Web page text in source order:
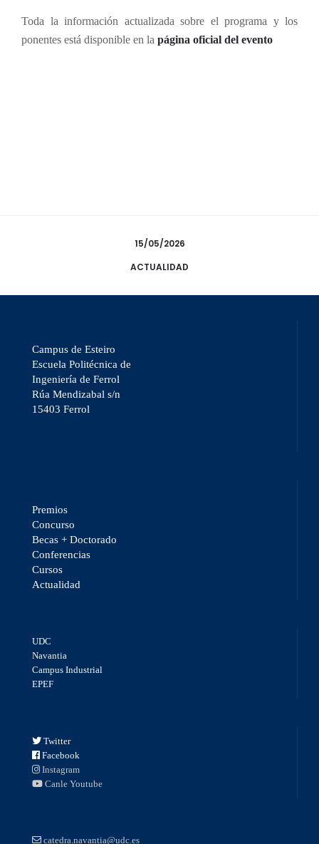
Toda la información actualizada sobre el programa y los
ponentes está disponible en la página oficial del evento
15/05/2026
ACTUALIDAD
Campus de Esteiro
Escuela Politécnica de
Ingeniería de Ferrol
Rúa Mendizabal s/n
15403 Ferrol
Premios
Concurso
Becas + Doctorado
Conferencias
Cursos
Actualidad
UDC
Navantia
Campus Industrial
EPEF
Twitter
Facebook
Instagram
Canle Youtube
catedra.navantia@udc.es